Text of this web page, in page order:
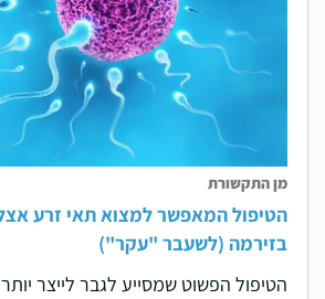
מן התקשורת
הטיפול המאפשר למצוא תאי זרע
בזירמה (לשעבר "עקר")
הטיפול הפשוט שמסייע לגבר לייצר